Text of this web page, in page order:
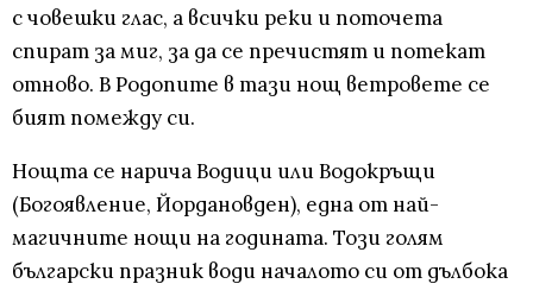
с човешки глас, а всички реки и поточета
спират за миг, за да се пречистят и потекат
отново. В Родопите в тази нощ ветровете се
бият помежду си.
Нощта се нарича Водици или Водокръщи
(Богоявление, Йордановден), една от най-
магичните нощи на годината. Този голям
български празник води началото си от дълбока